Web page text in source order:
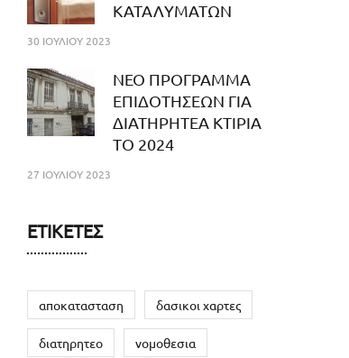
ΚΑΤΑΛΥΜΑΤΩΝ
30 ΙΟΥΛΊΟΥ 2023
NEO ΠΡΟΓΡΑΜΜΑ
ΕΠΙΔΟΤΗΣΕΩΝ ΓΙΑ
ΔΙΑΤΗΡΗΤΕΑ ΚΤΙΡΙΑ
ΤΟ 2024
27 ΙΟΥΛΊΟΥ 2023
ΕΤΙΚΈΤΕΣ
αποκατασταση δασικοι χαρτες
διατηρητεο νομοθεσια